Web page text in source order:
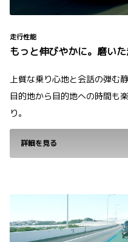
走行性能
もっと伸びやかに。磨いた
上質な乗り心地と会話の弾む
目的地から目的地への時間も
り。
詳細を見る